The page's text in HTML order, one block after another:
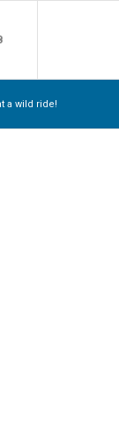
a wild ride!